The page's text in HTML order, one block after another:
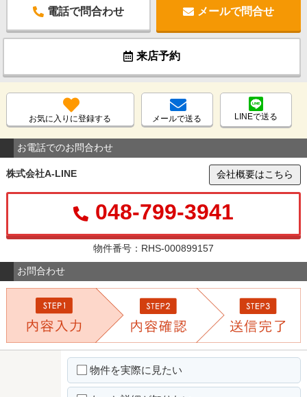
電話で問合わせ メールで問合せ
来店予約
お気に入りに登録する メールで送る LINEで送る
お電話でのお問合わせ
株式会社A-LINE 会社概要はこちら
048-799-3941
物件番号：RHS-000899157
お問合わせ
物件を実際に見たい